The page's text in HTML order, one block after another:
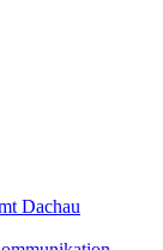
Dachau